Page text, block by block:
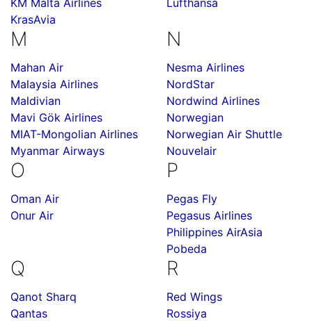
KM Malta Airlines
KrasAvia
Lufthansa
M
Mahan Air
Malaysia Airlines
Maldivian
Mavi Gök Airlines
MIAT-Mongolian Airlines
Myanmar Airways
N
Nesma Airlines
NordStar
Nordwind Airlines
Norwegian
Norwegian Air Shuttle
Nouvelair
O
Oman Air
Onur Air
P
Pegas Fly
Pegasus Airlines
Philippines AirAsia
Pobeda
Q
Qanot Sharq
Qantas
R
Red Wings
Rossiya